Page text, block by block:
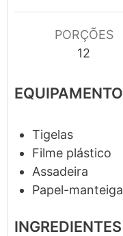
PORÇÕES
12
EQUIPAMENTO
Tigelas
Filme plástico
Assadeira
Papel-manteiga
INGREDIENTES